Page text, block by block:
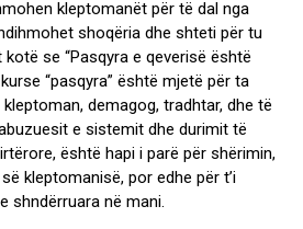
kleptomanët për të dal nga
shoqëria dhe shteti për tu
se “Pasqyra e qeverisë është
“pasqyra” është mjetë për ta
demagog, tradhtar, dhe të
e sistemit dhe durimit të
është hapi i parë për shërimin,
kleptomanisë, por edhe për t’i
shndërruara në mani.